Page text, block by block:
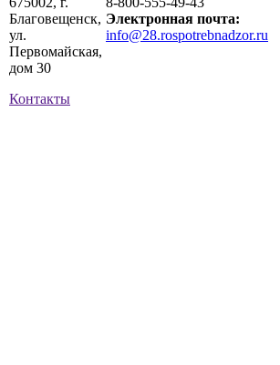
Благовещенск,
ул.
Первомайская,
дом 30
Контакты
Электронная почта:
info@28.rospotrebnadzor.ru